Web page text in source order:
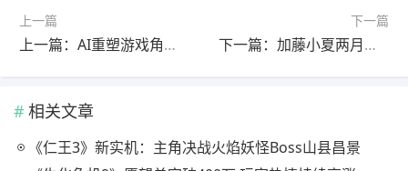
上一篇
上一篇：AI重塑游戏角色颜值 哈莉奎茵变身性感美女
下一篇
下一篇：加藤小夏两月坚持标准难度通关《寂静岭f》
相关文章
《仁王3》新实机：主角决战火焰妖怪Boss山县昌景